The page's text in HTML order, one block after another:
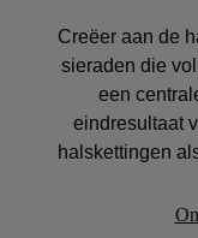
Creëer aan de
sieraden die
een
eindresultaat
halskettingen